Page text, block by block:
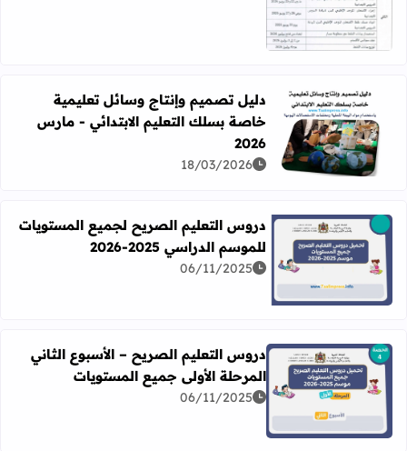
اقرأ المزيد عن دليل تصميم وإنتاج وسائل تعليمية خاصة بسلك
دليل تصميم وإنتاج وسائل تعليمية
خاصة بسلك التعليم الابتدائي - مارس
2026
18/03/2026
اقرأ المزيد عن دروس التعليم الصريح لجميع المستويات للموسم
دروس التعليم الصريح لجميع المستويات
للموسم الدراسي 2025-2026
06/11/2025
اقرأ المزيد عن دروس التعليم الصريح – الأسبوع الثاني
دروس التعليم الصريح – الأسبوع الثاني
المرحلة الأولى جميع المستويات
06/11/2025